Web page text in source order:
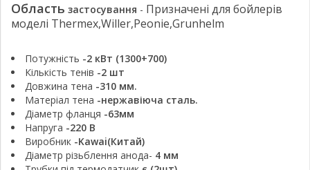
Область застосування - Призначені для бойлерів
моделі Thermex,Willer,Peonie,Grunhelm
Потужність -2 кВт (1300+700)
Кількість тенів -2 шт
Довжина тена -310 мм.
Матеріал тена -нержавіюча сталь.
Діаметр фланця -63мм
Напруга -220 В
Виробник -Kawai(Китай)
Діаметр різьблення анода- 4 мм